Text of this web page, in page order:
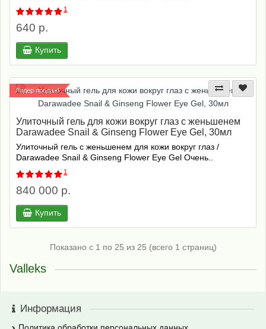
1
640 р.
Купить
Лидер продаж!
Улиточный гель для кожи вокруг глаз с женьшенем
Darawadee Snail & Ginseng Flower Eye Gel, 30мл
Улиточный гель с женьшенем для кожи вокруг глаз /
Darawadee Snail & Ginseng Flower Eye Gel Очень..
1
840 000 р.
Купить
Показано с 1 по 25 из 25 (всего 1 страниц)
Valleks
Информация